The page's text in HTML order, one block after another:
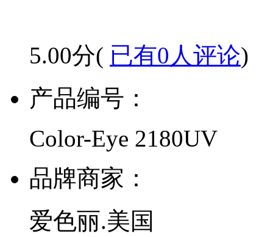
5.00分( 已有0人评论)
产品编号：
Color-Eye 2180UV
品牌商家：
爱色丽.美国